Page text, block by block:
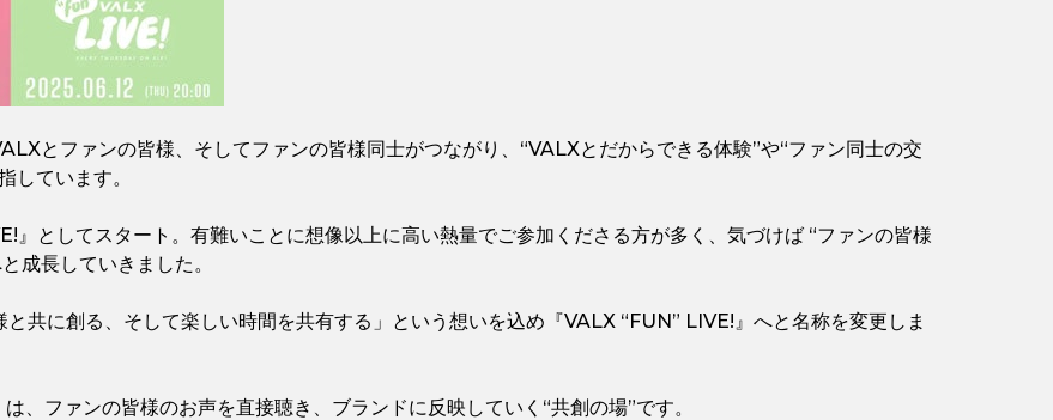
とファンの皆様、そしてファンの皆様同士がつながり、“VALXとだからできる体験”や“ファン同士の交
しています。
』としてスタート。有難いことに想像以上に高い熱量でご参加くださる方が多く、気づけば “ファンの皆様
成長していきました。
と共に創る、そして楽しい時間を共有する」という想いを込め『VALX “FUN” LIVE!』へと名称を変更しま
は、ファンの皆様のお声を直接聴き、ブランドに反映していく“共創の場”です。